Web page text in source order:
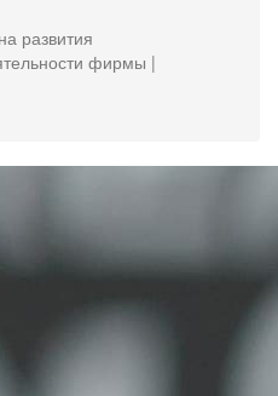
развития
фирмы |